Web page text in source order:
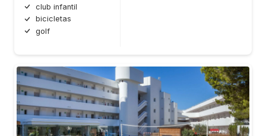
club infantil
bicicletas
golf